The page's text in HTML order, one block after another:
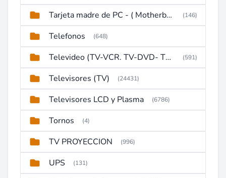
Tarjeta madre de PC - ( Motherboard ) (146)
Telefonos (648)
Televideo (TV-VCR. TV-DVD- TV-DVD-VCR) (591)
Televisores (TV) (24431)
Televisores LCD y Plasma (6786)
Tornos (4)
TV PROYECCION (996)
UPS (131)